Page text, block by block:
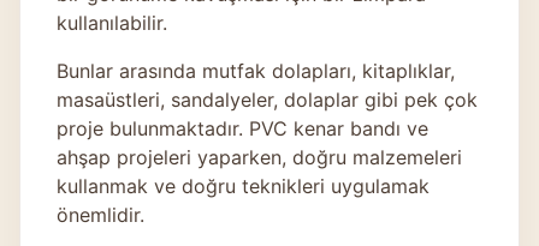
kullanılabilir.
Bunlar arasında mutfak dolapları, kitaplıklar,
masaüstleri, sandalyeler, dolaplar gibi pek çok
proje bulunmaktadır. PVC kenar bandı ve
ahşap projeleri yaparken, doğru malzemeleri
kullanmak ve doğru teknikleri uygulamak
önemlidir.